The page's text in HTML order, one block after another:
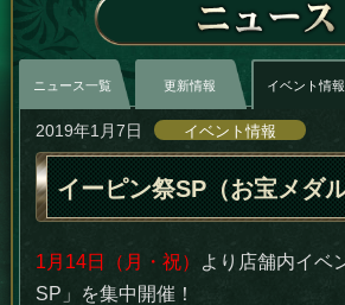
ニュース一覧 更新情報 イベント情報
2019年1月7日 イベント情報
イーピン祭SP（お宝メダ
1月14日（月・祝）
より店舗内イベ
SP」を集中開催！